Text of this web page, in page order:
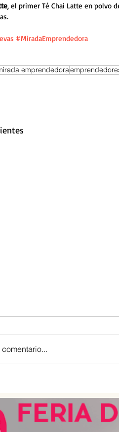
, el primer Té Chai Latte en polvo
#MiradaEmprendedora
emprendedora
diferente